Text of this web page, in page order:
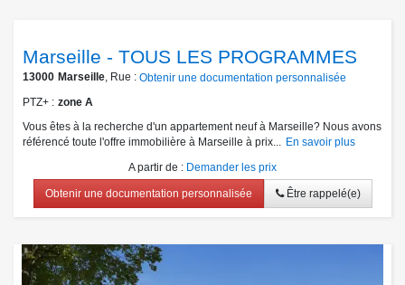
Marseille - TOUS LES PROGRAMMES
13000 Marseille, Rue : Obtenir une documentation personnalisée
PTZ+
zone A
Vous êtes à la recherche d'un appartement neuf à Marseille? Nous avons
référencé toute l'offre immobilière à Marseille à prix... En savoir plus
A partir de : Demander les prix
Obtenir une documentation personnalisée Être rappelé(e)